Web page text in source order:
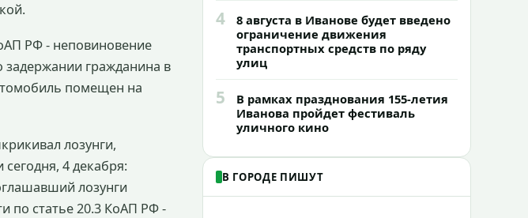
РФ - неповиновение
гражданина в
помещен на
лозунги,
4 декабря:
лозунги
по статье 20.3 КоАП РФ -
4
8 августа в Иванове будет введено
ограничение движения
транспортных средств по ряду
улиц
5
В рамках празднования 155-летия
Иванова пройдет фестиваль
уличного кино
В ГОРОДЕ ПИШУТ